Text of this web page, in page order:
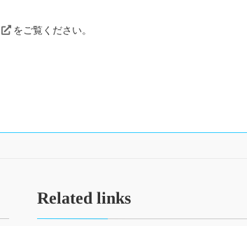
をご覧ください。
Related links